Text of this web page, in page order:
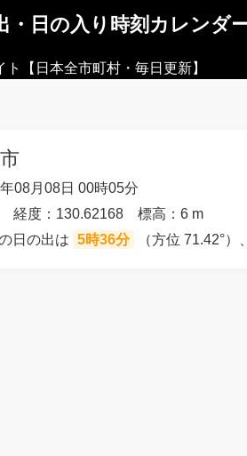
・日の入り時刻カレンダ
【日本全市町村・毎日更新】
08月08日 00時05分
経度：130.62168 標高：6 m
日の出は 5時36分 （方位 71.42°